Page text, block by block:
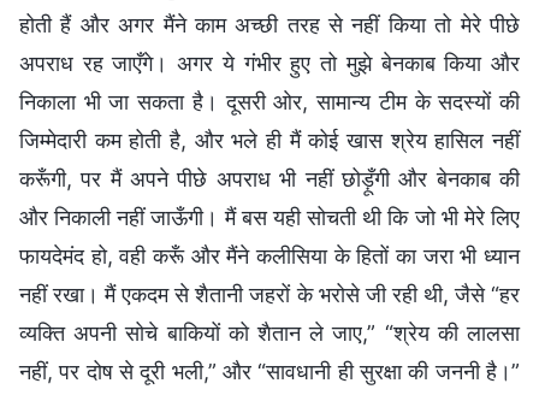
होती हैं और अगर मैंने काम अच्छी तरह से नहीं किया तो मेरे पीछे
अपराध रह जाएँगे। अगर ये गंभीर हुए तो मुझे बेनकाब किया और
निकाला भी जा सकता है। दूसरी ओर, सामान्य टीम के सदस्यों की
जिम्मेदारी कम होती है, और भले ही मैं कोई खास श्रेय हासिल नहीं
करूँगी, पर मैं अपने पीछे अपराध भी नहीं छोड़ूँगी और बेनकाब की
और निकाली नहीं जाऊँगी। मैं बस यही सोचती थी कि जो भी मेरे लिए
फायदेमंद हो, वही करूँ और मैंने कलीसिया के हितों का जरा भी ध्यान
नहीं रखा। मैं एकदम से शैतानी जहरों के भरोसे जी रही थी, जैसे “हर
व्यक्ति अपनी सोचे बाकियों को शैतान ले जाए,” “श्रेय की लालसा
नहीं, पर दोष से दूरी भली,” और “सावधानी ही सुरक्षा की जननी है।”